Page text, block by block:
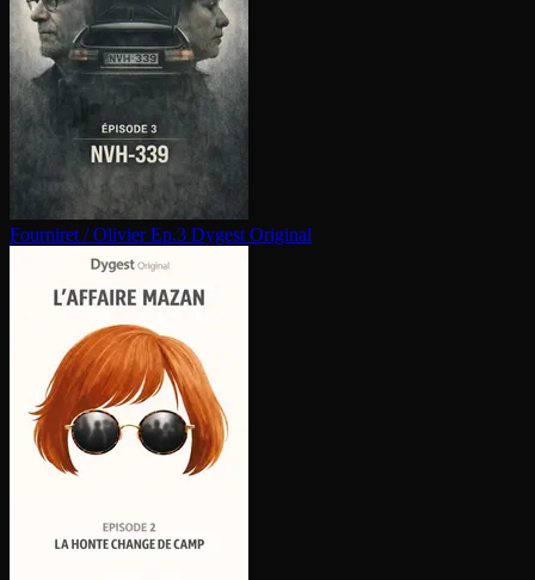
Fourniret / Olivier Ep.3 Dygest Original